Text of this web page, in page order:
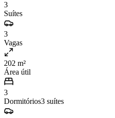
3
Suítes
3
Vagas
202 m²
Área útil
3
Dormitórios3 suítes